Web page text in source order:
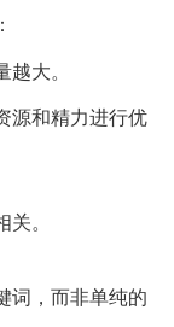
大。
源和精力进行优
。
词，而非单纯的